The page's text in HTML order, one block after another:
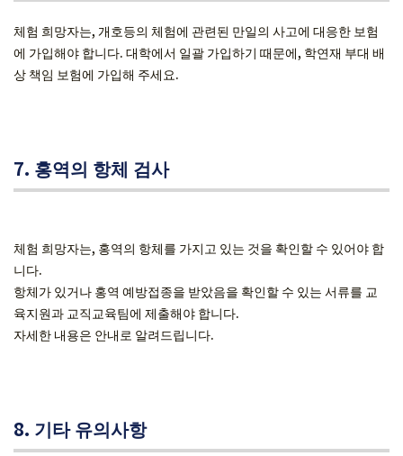
체험 희망자는, 개호등의 체험에 관련된 만일의 사고에 대응한 보험
에 가입해야 합니다. 대학에서 일괄 가입하기 때문에, 학연재 부대 배
상 책임 보험에 가입해 주세요.
7. 홍역의 항체 검사
체험 희망자는, 홍역의 항체를 가지고 있는 것을 확인할 수 있어야 합
니다.
항체가 있거나 홍역 예방접종을 받았음을 확인할 수 있는 서류를 교
육지원과 교직교육팀에 제출해야 합니다.
자세한 내용은 안내로 알려드립니다.
8. 기타 유의사항